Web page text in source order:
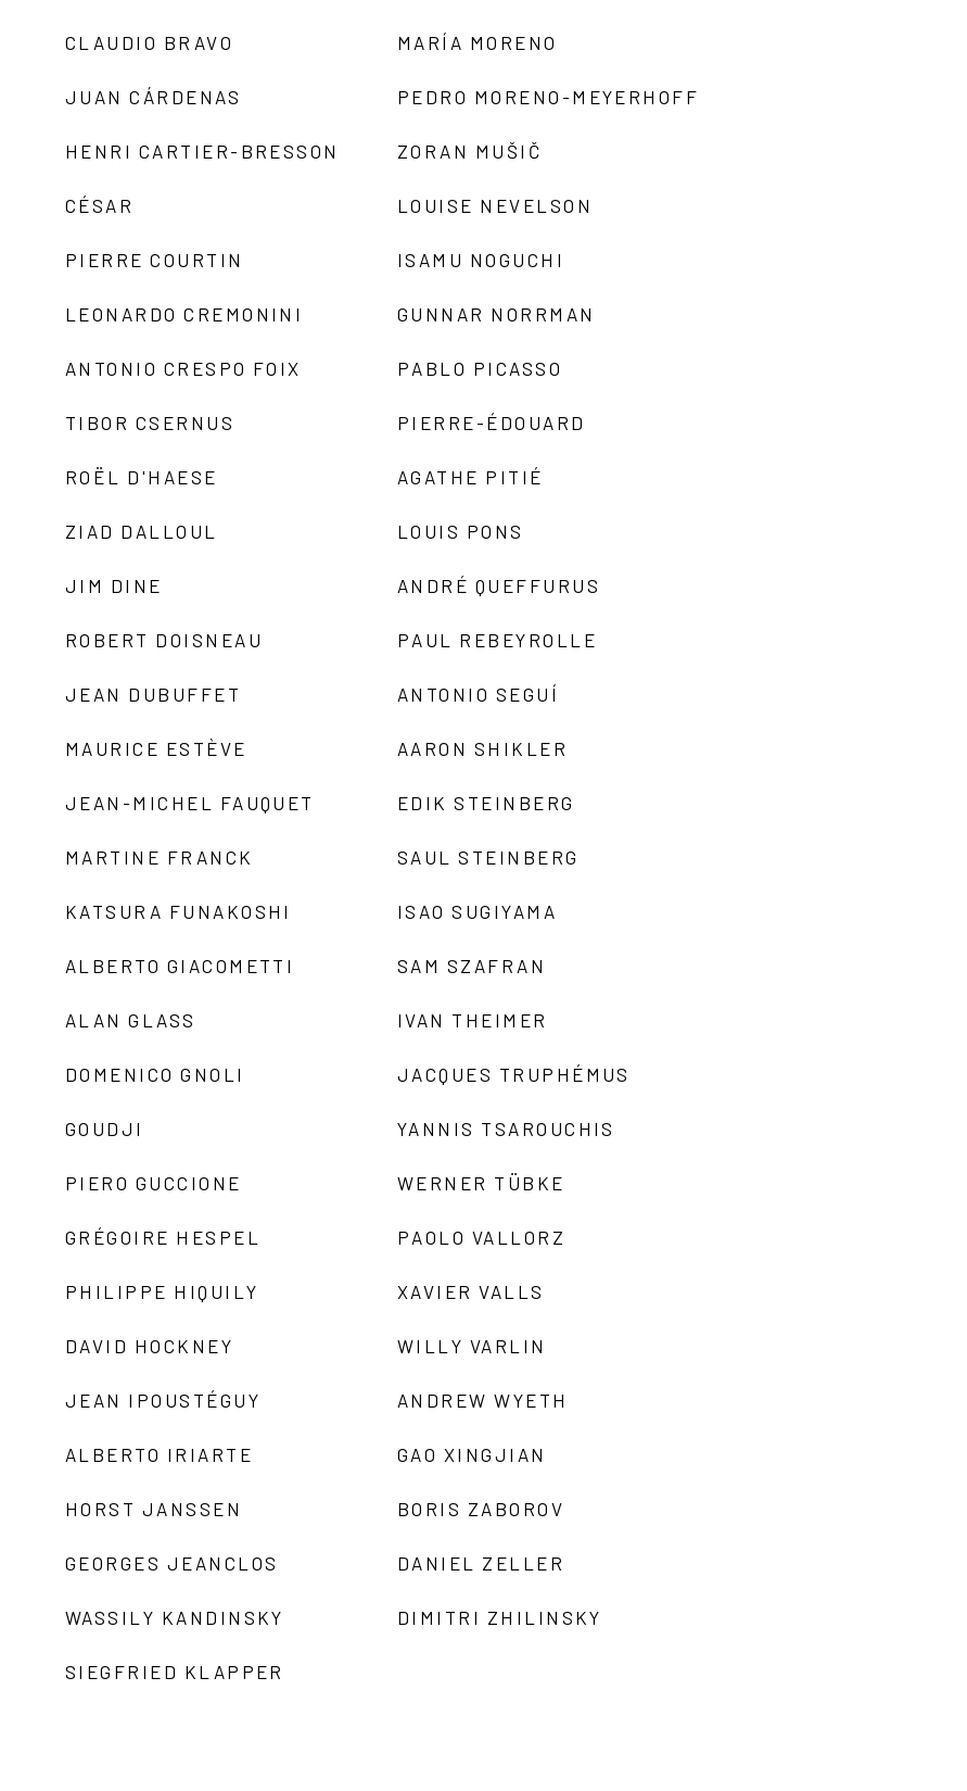
CLAUDIO BRAVO
JUAN CÁRDENAS
HENRI CARTIER-BRESSON
CÉSAR
PIERRE COURTIN
LEONARDO CREMONINI
ANTONIO CRESPO FOIX
TIBOR CSERNUS
ROËL D'HAESE
ZIAD DALLOUL
JIM DINE
ROBERT DOISNEAU
JEAN DUBUFFET
MAURICE ESTÈVE
JEAN-MICHEL FAUQUET
MARTINE FRANCK
KATSURA FUNAKOSHI
ALBERTO GIACOMETTI
ALAN GLASS
DOMENICO GNOLI
GOUDJI
PIERO GUCCIONE
GRÉGOIRE HESPEL
PHILIPPE HIQUILY
DAVID HOCKNEY
JEAN IPOUSTÉGUY
ALBERTO IRIARTE
HORST JANSSEN
GEORGES JEANCLOS
WASSILY KANDINSKY
SIEGFRIED KLAPPER
MARÍA MORENO
PEDRO MORENO-MEYERHOFF
ZORAN MUŠIČ
LOUISE NEVELSON
ISAMU NOGUCHI
GUNNAR NORRMAN
PABLO PICASSO
PIERRE-ÉDOUARD
AGATHE PITIÉ
LOUIS PONS
ANDRÉ QUEFFURUS
PAUL REBEYROLLE
ANTONIO SEGUÍ
AARON SHIKLER
EDIK STEINBERG
SAUL STEINBERG
ISAO SUGIYAMA
SAM SZAFRAN
IVAN THEIMER
JACQUES TRUPHÉMUS
YANNIS TSAROUCHIS
WERNER TÜBKE
PAOLO VALLORZ
XAVIER VALLS
WILLY VARLIN
ANDREW WYETH
GAO XINGJIAN
BORIS ZABOROV
DANIEL ZELLER
DIMITRI ZHILINSKY